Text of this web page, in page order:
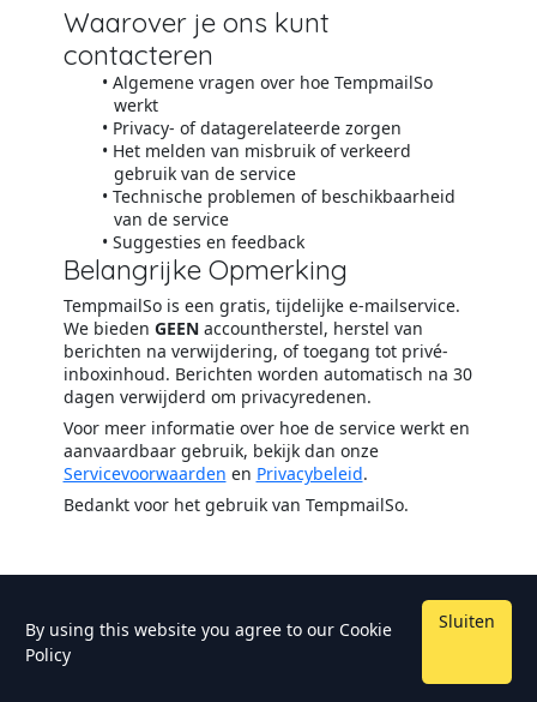
Waarover je ons kunt
contacteren
Algemene vragen over hoe TempmailSo
werkt
Privacy- of datagerelateerde zorgen
Het melden van misbruik of verkeerd
gebruik van de service
Technische problemen of beschikbaarheid
van de service
Suggesties en feedback
Belangrijke Opmerking
TempmailSo is een gratis, tijdelijke e-mailservice.
We bieden GEENaccountherstel, herstel van
berichten na verwijdering, of toegang tot privé-
inboxinhoud. Berichten worden automatisch na 30
dagen verwijderd om privacyredenen.
Voor meer informatie over hoe de service werkt en
aanvaardbaar gebruik, bekijk dan onze
Servicevoorwaarden en Privacybeleid.
Bedankt voor het gebruik van TempmailSo.
By using this website you agree to our Cookie
Policy
Sluiten